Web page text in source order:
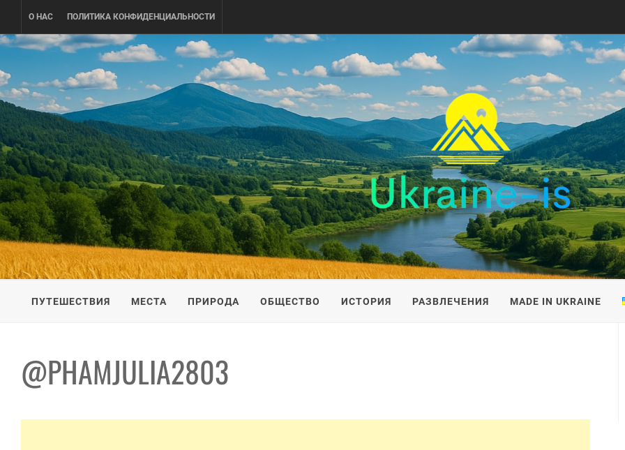
content
О НАС ПОЛИТИКА КОНФИДЕНЦИАЛЬНОСТИ
UKRAINE-IS
ПУТЕШЕСТВИЕ ПО УКРАИНЕ
ПУТЕШЕСТВИЯ МЕСТА ПРИРОДА ОБЩЕСТВО ИСТОРИЯ РАЗВЛЕЧЕНИЯ MADE IN UKRAINE
@PHAMJULIA2803